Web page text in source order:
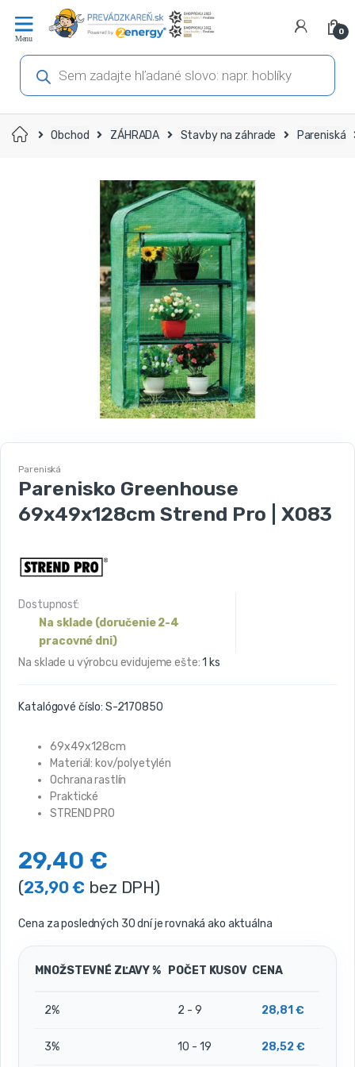
navigáciu
obsah
0
Products
search
Domov Obchod ZÁHRADA Stavby na záhrade Pareniská
Pareniská
Parenisko Greenhouse
69x49x128cm Strend Pro | X083
Dostupnosť:
Na sklade (doručenie 2-4
pracovné dni)
Na sklade u výrobcu evidujeme ešte:1 ks
Katalógové číslo: S-2170850
69x49x128cm
Materiál: kov/polyetylén
Ochrana rastlín
Praktické
STREND PRO
29,40 €
(23,90€ bez DPH)
Cena za posledných 30 dní je rovnaká ako aktuálna
MNOŽSTEVNÉ ZĽAVY % POČET KUSOV CENA
2% 2 - 9 28,81 €
3% 10 - 19 28,52€